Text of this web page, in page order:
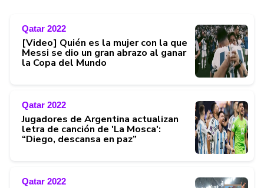
Qatar 2022
[Video] Quién es la mujer con la que
Messi se dio un gran abrazo al ganar
la Copa del Mundo
Qatar 2022
Jugadores de Argentina actualizan
letra de canción de 'La Mosca':
“Diego, descansa en paz”
Qatar 2022